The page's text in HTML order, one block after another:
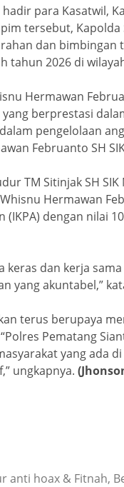
para Kasatwil,
tersebut,
dan
tahun 2026 di
Hermawan
berprestasi
pengelolaan
Februanto SH
TM Sitinjak SH
Hermawan
dengan nilai
keras dan kerja
yang akuntabel,”
terus berupaya
Pematang
yang ada
ungkapnya.
anti hoax & Fitnah,